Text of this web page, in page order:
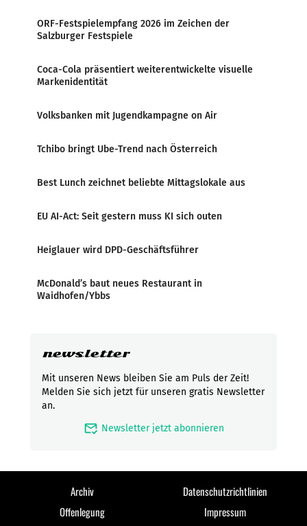
ORF-Festspielempfang 2026 im Zeichen der
Salzburger Festspiele
Coca-Cola präsentiert weiterentwickelte visuelle
Markenidentität
Volksbanken mit Jugendkampagne on Air
Tchibo bringt Ube-Trend nach Österreich
Best Lunch zeichnet beliebte Mittagslokale aus
EU AI-Act: Seit gestern muss KI sich outen
Heiglauer wird DPD-Geschäftsführer
McDonald’s baut neues Restaurant in
Waidhofen/Ybbs
newsletter
Mit unseren News bleiben Sie am Puls der Zeit!
Melden Sie sich jetzt für unseren gratis Newsletter
an.
mark_email_read Newsletter jetzt abonnieren
Archiv
Datenschutzrichtlinien
Offenlegung
Impressum